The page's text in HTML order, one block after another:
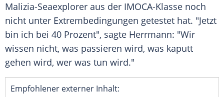
Malizia-Seaexplorer aus der IMOCA-Klasse noch
nicht unter Extrembedingungen getestet hat. "Jetzt
bin ich bei 40 Prozent", sagte Herrmann: "Wir
wissen nicht, was passieren wird, was kaputt
gehen wird, wer was tun wird."
Empfohlener externer Inhalt: